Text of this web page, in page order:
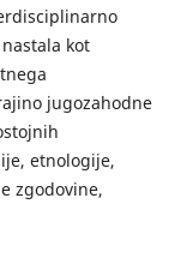
kot
jugozahodne
etnologije,
zgodovine,